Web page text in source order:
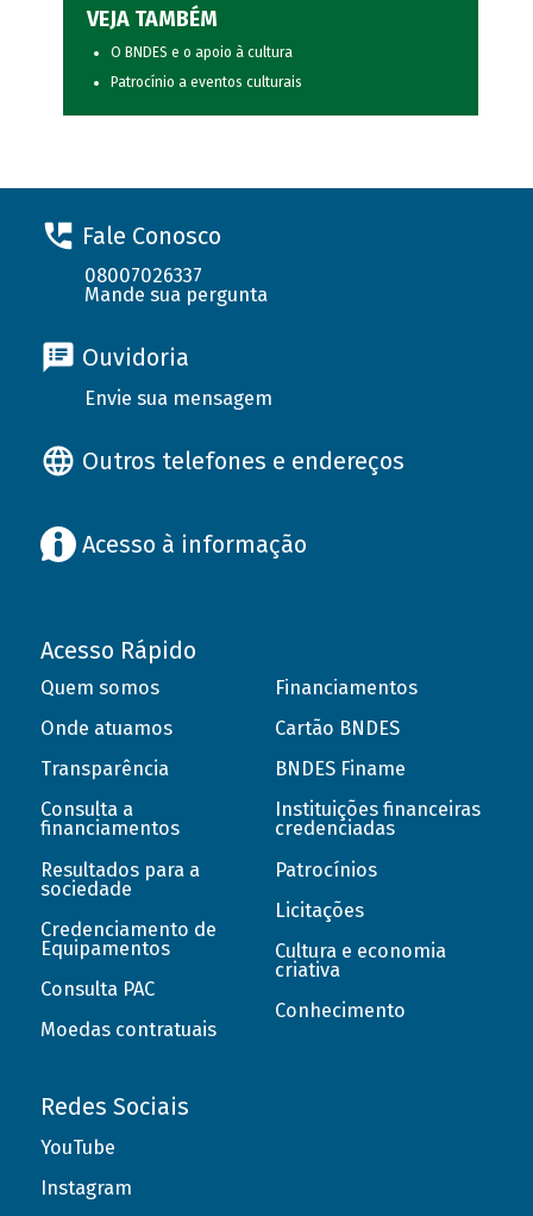
VEJA TAMBÉM
O BNDES e o apoio à cultura
Patrocínio a eventos culturais
Fale Conosco
08007026337
Mande sua pergunta
Ouvidoria
Envie sua mensagem
Outros telefones e endereços
Acesso à informação
Acesso Rápido
Quem somos
Onde atuamos
Transparência
Consulta a
financiamentos
Resultados para a
sociedade
Credenciamento de
Equipamentos
Consulta PAC
Moedas contratuais
Financiamentos
Cartão BNDES
BNDES Finame
Instituições financeiras
credenciadas
Patrocínios
Licitações
Cultura e economia
criativa
Conhecimento
Redes Sociais
YouTube
Instagram